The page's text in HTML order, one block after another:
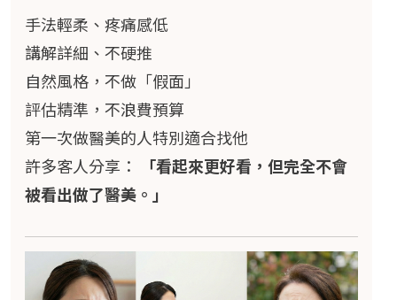
手法輕柔、疼痛感低
講解詳細、不硬推
自然風格，不做「假面」
評估精準，不浪費預算
第一次做醫美的人特別適合找他
許多客人分享：
「看起來更好看，但完全不會
被看出做了醫美。」